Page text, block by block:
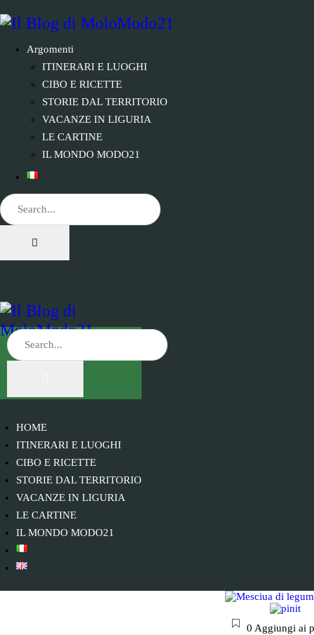
Argomenti
ITINERARI E LUOGHI
CIBO E RICETTE
STORIE DAL TERRITORIO
VACANZE IN LIGURIA
LE CARTINE
IL MONDO MODO21
HOME
ITINERARI E LUOGHI
CIBO E RICETTE
STORIE DAL TERRITORIO
VACANZE IN LIGURIA
LE CARTINE
IL MONDO MODO21
0 Aggiungi ai